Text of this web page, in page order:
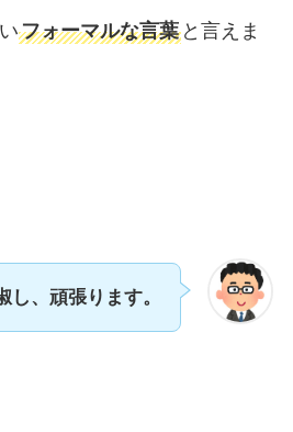
フォーマルな言葉と言えま
し、頑張ります。